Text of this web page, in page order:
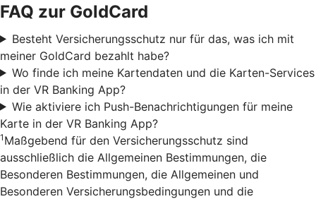
FAQ zur GoldCard
Besteht Versicherungsschutz nur für das, was ich mit
meiner GoldCard bezahlt habe?
Wo finde ich meine Kartendaten und die Karten-Services
in der VR Banking App?
Wie aktiviere ich Push-Benachrichtigungen für meine
Karte in der VR Banking App?
1 Maßgebend für den Versicherungsschutz sind
ausschließlich die Allgemeinen Bestimmungen, die
Besonderen Bestimmungen, die Allgemeinen und
Besonderen Versicherungsbedingungen und die